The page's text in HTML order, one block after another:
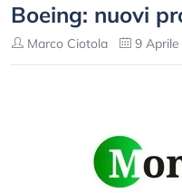
Boeing: nuovi
Marco Ciotola 9